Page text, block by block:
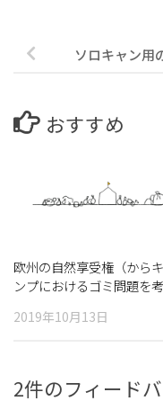
ソロキャン用
おすすめ
欧州の自然享受権（から
ンプにおけるゴミ問題を
2019年10月13日
2件のフィード